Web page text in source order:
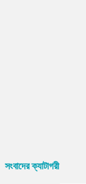
সংবাদের ক্যাটাগরী